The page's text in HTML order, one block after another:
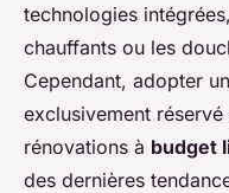
technologies
chauffants ou les
Cependant, adopter
exclusivement
rénovations à budget
des dernières